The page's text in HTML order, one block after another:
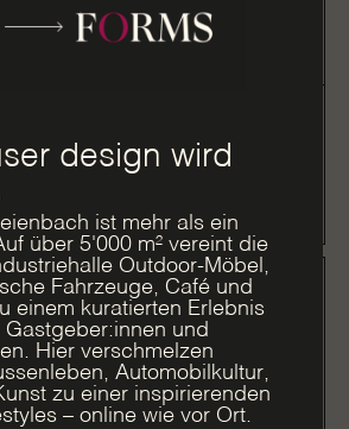
Glas | Cassina
zum Produkt
design wird
ist mehr als ein
über 5'000 m² vereint die
Outdoor-Möbel,
Fahrzeuge, Café und
einem kuratierten Erlebnis
Gastgeber:innen und
Hier verschmelzen
Automobilkultur,
zu einer inspirierenden
– online wie vor Ort.